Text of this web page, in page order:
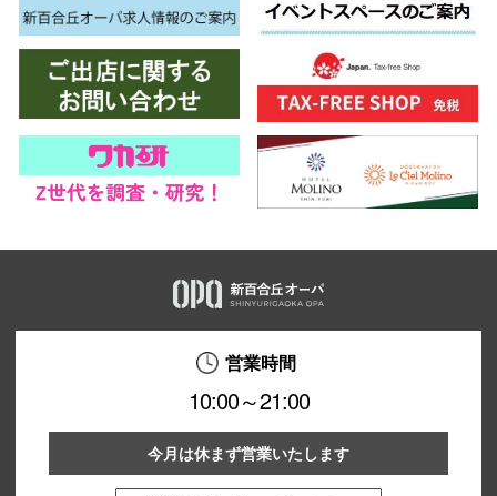
営業時間
10:00～21:00
今月は休まず営業いたします